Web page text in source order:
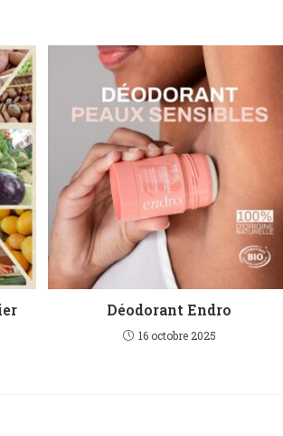
Déodorant Endro
16 octobre 2025